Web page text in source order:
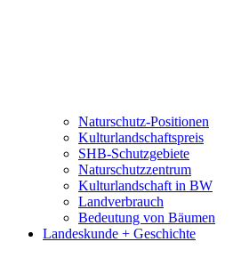
Naturschutz-Positionen
Kulturlandschaftspreis
SHB-Schutzgebiete
Naturschutzzentrum
Kulturlandschaft in BW
Landverbrauch
Bedeutung von Bäumen
Landeskunde + Geschichte